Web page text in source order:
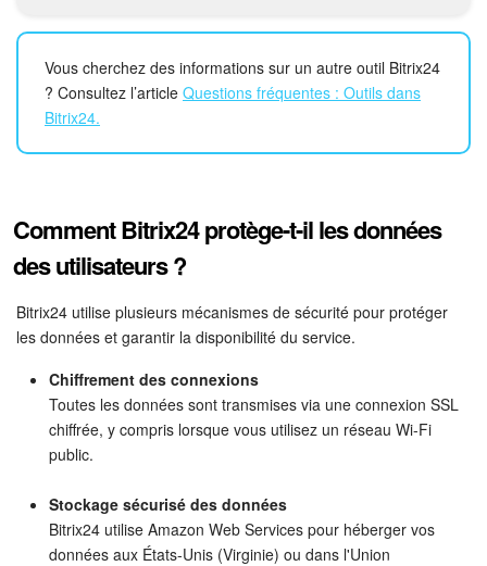
Boutique en ligne
Gestion des stocks
CRM
Réservation en ligne
CoPilot - IA dans Bitrix24
Signature électronique
Analytique
Vous cherchez des informations sur un autre outil Bitrix24
? Consultez l’article Questions fréquentes : Outils dans
Bitrix24.
Comment Bitrix24 protège-t-il les données
des utilisateurs ?
Bitrix24 utilise plusieurs mécanismes de sécurité pour protéger
les données et garantir la disponibilité du service.
Chiffrement des connexions
Toutes les données sont transmises via une connexion SSL
chiffrée, y compris lorsque vous utilisez un réseau Wi-Fi
public.
Stockage sécurisé des données
Bitrix24 utilise Amazon Web Services pour héberger vos
données aux États-Unis (Virginie) ou dans l'Union